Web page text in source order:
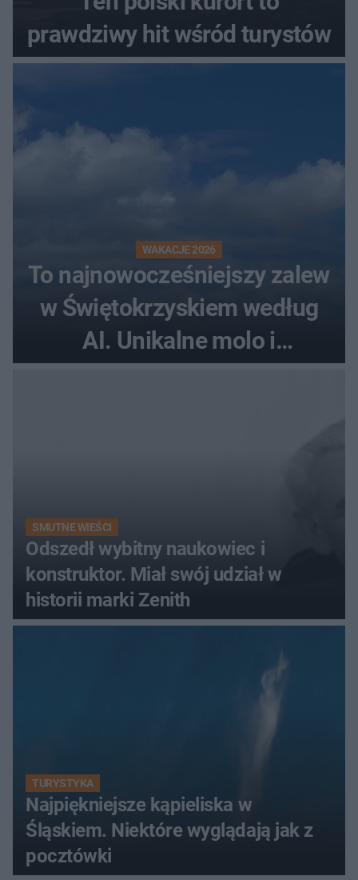
prawdziwy hit wśród turystów
WAKACJE 2026
To najnowocześniejszy zalew
w Świętokrzyskiem według
AI. Unikalne molo i
SMUTNE WIEŚCI
Odszedł wybitny naukowiec i
konstruktor. Miał swój udział w
historii marki Zenith
TURYSTYKA
Najpiękniejsze kąpieliska w
Śląskiem. Niektóre wyglądają jak z
pocztówki